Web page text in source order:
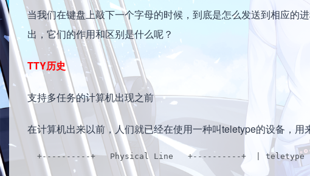
当我们在键盘上敲下一个字母的时候，到底是怎么发送到相应的
出，它们的作用和区别是什么呢？
TTY历史
支持多任务的计算机出现之前
在计算机出来以前，人们就已经在使用一种叫teletype的设备，用
+----------+   Physical Line   +----------+  |